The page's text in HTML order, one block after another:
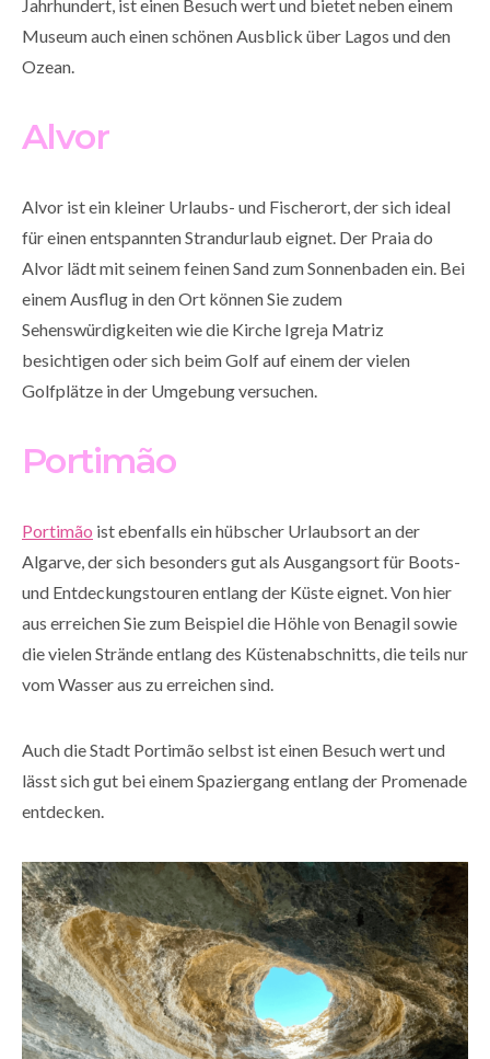
Jahrhundert, ist einen Besuch wert und bietet neben einem
Museum auch einen schönen Ausblick über Lagos und den
Ozean.
Alvor
Alvor ist ein kleiner Urlaubs- und Fischerort, der sich ideal
für einen entspannten Strandurlaub eignet. Der Praia do
Alvor lädt mit seinem feinen Sand zum Sonnenbaden ein. Bei
einem Ausflug in den Ort können Sie zudem
Sehenswürdigkeiten wie die Kirche Igreja Matriz
besichtigen oder sich beim Golf auf einem der vielen
Golfplätze in der Umgebung versuchen.
Portimão
Portimão ist ebenfalls ein hübscher Urlaubsort an der
Algarve, der sich besonders gut als Ausgangsort für Boots-
und Entdeckungstouren entlang der Küste eignet. Von hier
aus erreichen Sie zum Beispiel die Höhle von Benagil sowie
die vielen Strände entlang des Küstenabschnitts, die teils nur
vom Wasser aus zu erreichen sind.
Auch die Stadt Portimão selbst ist einen Besuch wert und
lässt sich gut bei einem Spaziergang entlang der Promenade
entdecken.